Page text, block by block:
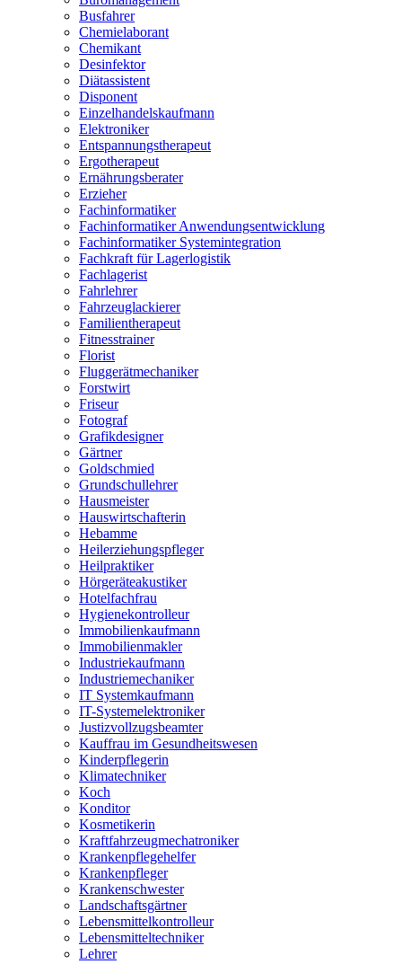
Busfahrer
Chemielaborant
Chemikant
Desinfektor
Diätassistent
Disponent
Einzelhandelskaufmann
Elektroniker
Entspannungstherapeut
Ergotherapeut
Ernährungsberater
Erzieher
Fachinformatiker
Fachinformatiker Anwendungsentwicklung
Fachinformatiker Systemintegration
Fachkraft für Lagerlogistik
Fachlagerist
Fahrlehrer
Fahrzeuglackierer
Familientherapeut
Fitnesstrainer
Florist
Fluggerätmechaniker
Forstwirt
Friseur
Fotograf
Grafikdesigner
Gärtner
Goldschmied
Grundschullehrer
Hausmeister
Hauswirtschafterin
Hebamme
Heilerziehungspfleger
Heilpraktiker
Hörgeräteakustiker
Hotelfachfrau
Hygienekontrolleur
Immobilienkaufmann
Immobilienmakler
Industriekaufmann
Industriemechaniker
IT Systemkaufmann
IT-Systemelektroniker
Justizvollzugsbeamter
Kauffrau im Gesundheitswesen
Kinderpflegerin
Klimatechniker
Koch
Konditor
Kosmetikerin
Kraftfahrzeugmechatroniker
Krankenpflegehelfer
Krankenpfleger
Krankenschwester
Landschaftsgärtner
Lebensmittelkontrolleur
Lebensmitteltechniker
Lehrer